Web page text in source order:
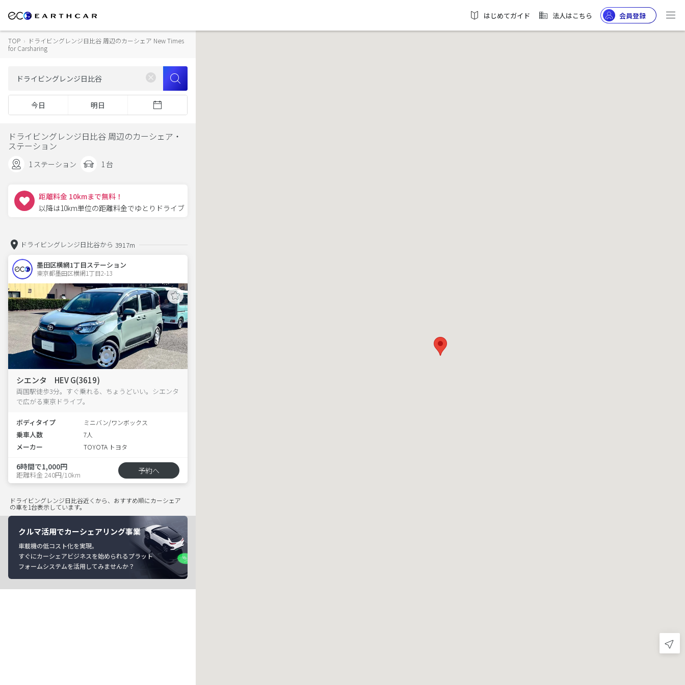
はじめてガイド 法人はこちら 会員登録
TOP › ドライビングレンジ日比谷 周辺のカーシェア New Times
for Carsharing
今日 明日
ドライビングレンジ日比谷 周辺のカーシェア・
ステーション
1 ステーション 1 台
距離料金 10kmまで無料！
以降は10km単位の距離料金でゆとりドライブ
ドライビングレンジ日比谷から 3917m
墨田区横網1丁目ステーション
東京都墨田区横網1丁目2-13
シエンタ HEV G(3619)
両国駅徒歩3分。すぐ乗れる、ちょうどいい。シエンタ
で広がる東京ドライブ。
ボディタイプ ミニバン/ワンボックス
乗車人数 7人
メーカー TOYOTA トヨタ
6時間で1,000円
距離料金 240円/10km 予約へ
ドライビングレンジ日比谷近くから、おすすめ順にカーシェア
の車を1台表示しています。
クルマ活用でカーシェアリング事業
車載機の低コスト化を実現。
すぐにカーシェアビジネスを始められるプラット
フォームシステムを活用してみませんか？